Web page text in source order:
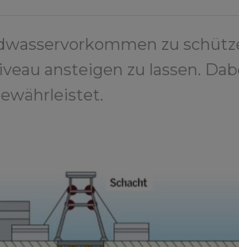
zu
ansteigen zu lassen.